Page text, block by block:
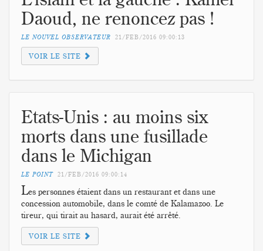
Daoud, ne renoncez pas !
LE NOUVEL OBSERVATEUR 21/FEB/2016 09:00:13
VOIR LE SITE
Etats-Unis : au moins six
morts dans une fusillade
dans le Michigan
LE POINT 21/FEB/2016 09:00:14
Les personnes étaient dans un restaurant et dans une
concession automobile, dans le comté de Kalamazoo. Le
tireur, qui tirait au hasard, aurait été arrêté.
VOIR LE SITE